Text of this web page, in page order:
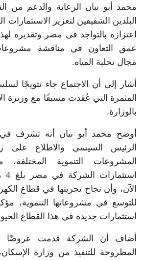
محمد أبو نيان الرعاية والدعم من
البلدين الشقيقين لتعزيز
اعتزازه بالتواجد في مصر وتقديره
عمق التعاون في مناقشة
مجال تحلية المياه.
أشار إلى أن الاجتماع جاء تتويجًا
المثمرة التي عُقدت مسبقًا مع وزيرة
بالوزارة.
أوضح محمد أبو نيان أنه تشرف
الرئيس السيسي والاطلاع على
المشروعات التنموية
الآن، وأن نجاح تجربتها في قطاع
للتوسع في مشروعاتها التنموية،
استثمارات جديدة في هذا القطاع
أضاف أن الشركة قدمت عروضًا
المطروحة للتنفيذ من وزارة